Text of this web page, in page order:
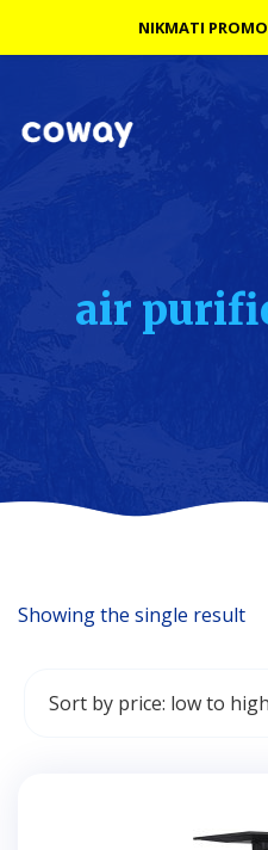
air
Showing the single result
NIKMATI PROMO